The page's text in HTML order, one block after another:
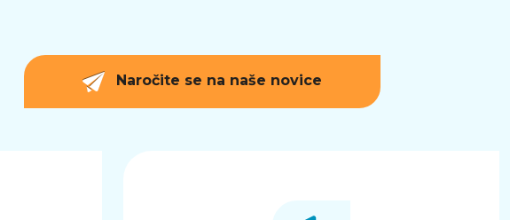
Naročite se na naše novice